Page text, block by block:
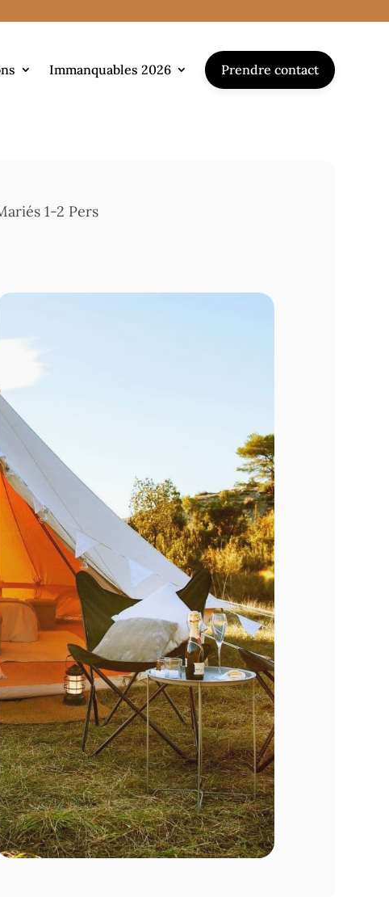
Immanquables 2026 Prendre contact
1-2 Pers